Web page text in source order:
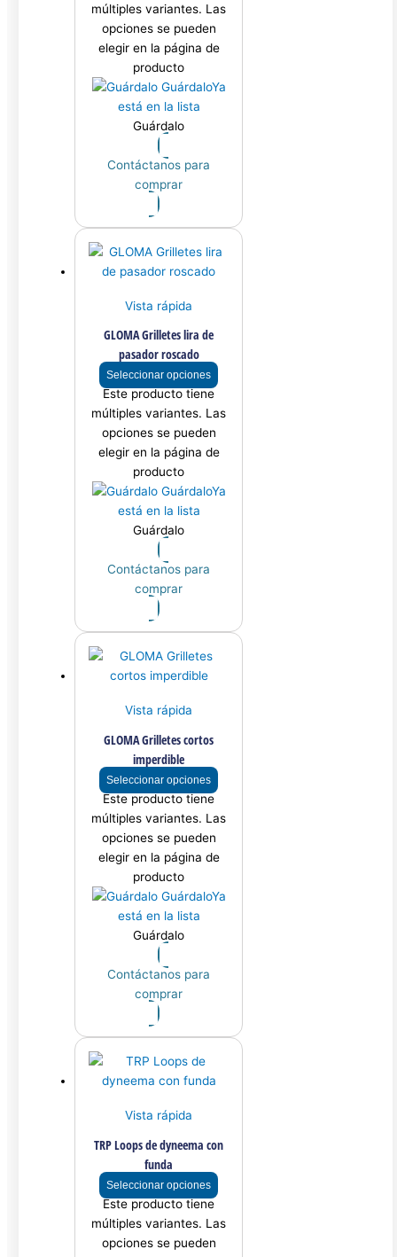
múltiples variantes. Las
opciones se pueden
elegir en la página de
producto
GuárdaloYa
está en la lista
Guárdalo
Contáctanos para
comprar
Vista rápida
GLOMA Grilletes lira de
pasador roscado
Seleccionar opciones
Este producto tiene
múltiples variantes. Las
opciones se pueden
elegir en la página de
producto
GuárdaloYa
está en la lista
Guárdalo
Contáctanos para
comprar
Vista rápida
GLOMA Grilletes cortos
imperdible
Seleccionar opciones
Este producto tiene
múltiples variantes. Las
opciones se pueden
elegir en la página de
producto
GuárdaloYa
está en la lista
Guárdalo
Contáctanos para
comprar
Vista rápida
TRP Loops de dyneema con
funda
Seleccionar opciones
Este producto tiene
múltiples variantes. Las
opciones se pueden